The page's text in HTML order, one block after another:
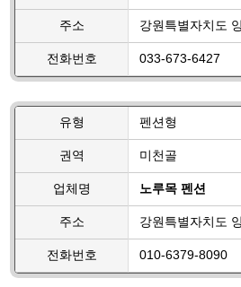
주소 강원특별자치도
전화번호 033-673-6427
유형 펜션형
권역 미천골
업체명 노루목 펜션
주소 강원특별자치도
전화번호 010-6379-8090